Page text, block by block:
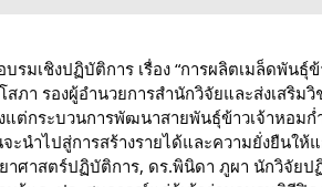
มเชิงปฏิบัติการ เรื่อง “การผลิตเมล็ดพันธุ์
า รองผู้อำนวยการสำนักวิจัยและส่งเสริม
ต่กระบวนการพัฒนาสายพันธุ์ข้าวเจ้าหอม
ำไปสู่การสร้างรายได้และความยั่งยืนให้
ศาสตร์ปฏิบัติการ, ดร.พินิดา ภูผา นักวิจัย